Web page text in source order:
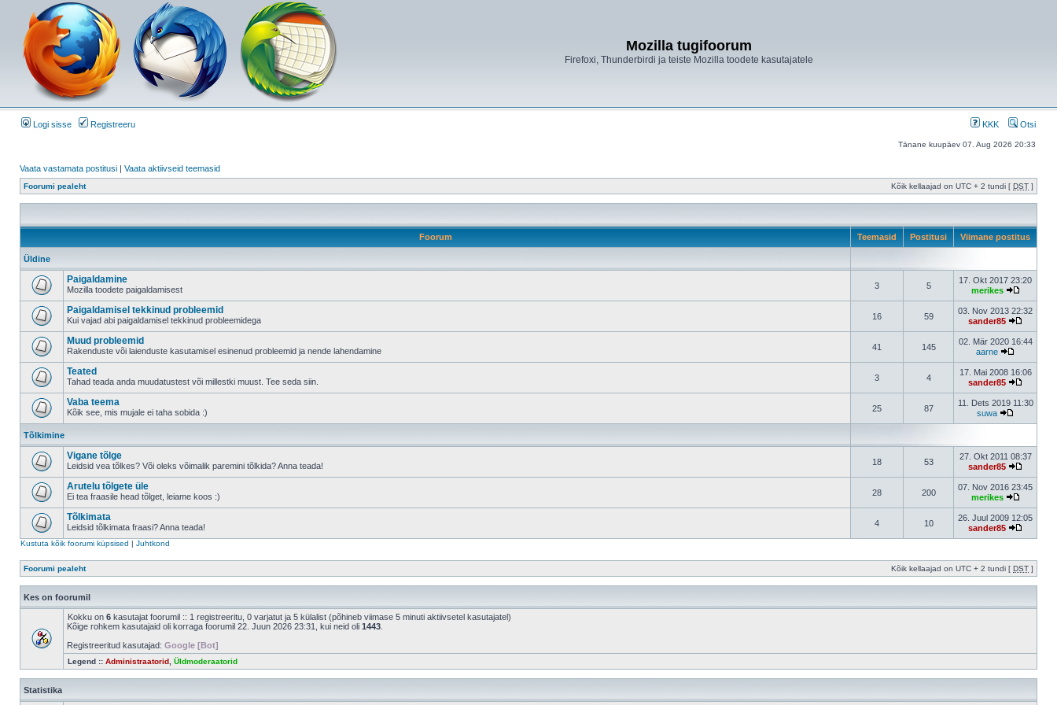
Mozilla tugifoorum
Firefoxi, Thunderbirdi ja teiste Mozilla toodete kasutajatele
Logi sisse Registreeru KKK Otsi
Tänane kuupäev 07. Aug 2026 20:33
Vaata vastamata postitusi | Vaata aktiivseid teemasid
Foorumi pealeht Kõik kellaajad on UTC + 2 tundi [ DST ]
Foorum Teemasid Postitusi Viimane postitus
Üldine
Paigaldamine
Mozilla toodete paigaldamisest 3 5
17. Okt 2017 23:20
merikes
Paigaldamisel tekkinud probleemid
Kui vajad abi paigaldamisel tekkinud probleemidega 16 59
03. Nov 2013 22:32
sander85
Muud probleemid
Rakenduste või laienduste kasutamisel esinenud probleemid ja nende lahendamine 41 145
02. Mär 2020 16:44
aarne
Teated
Tahad teada anda muudatustest või millestki muust. Tee seda siin. 3 4
17. Mai 2008 16:06
sander85
Vaba teema
Kõik see, mis mujale ei taha sobida :) 25 87
11. Dets 2019 11:30
suwa
Tõlkimine
Vigane tõlge
Leidsid vea tõlkes? Või oleks võimalik paremini tõlkida? Anna teada! 18 53
27. Okt 2011 08:37
sander85
Arutelu tõlgete üle
Ei tea fraasile head tõlget, leiame koos :) 28 200
07. Nov 2016 23:45
merikes
Tõlkimata
Leidsid tõlkimata fraasi? Anna teada! 4 10
26. Juul 2009 12:05
sander85
Kustuta kõik foorumi küpsised | Juhtkond
Foorumi pealeht Kõik kellaajad on UTC + 2 tundi [ DST ]
Kes on foorumil
Kokku on 6 kasutajat foorumil :: 1 registreeritu, 0 varjatut ja 5 külalist (põhineb viimase 5 minuti aktiivsetel kasutajatel)
Kõige rohkem kasutajaid oli korraga foorumil 22. Juun 2026 23:31, kui neid oli 1443
Registreeritud kasutajad: Google [Bot]
Legend :: Administraatorid Üldmoderaatorid
Statistika